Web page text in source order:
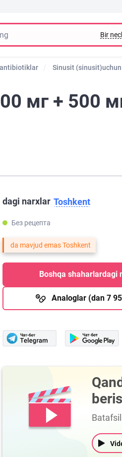
Bir
Sinusit
мг + 500
dagi narxlar Toshkent
Без рецепта
da mavjud emas Toshkent
Boshqa shaharlardagi
Analoglar (dan 7